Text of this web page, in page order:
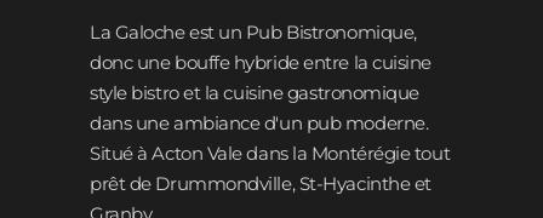
La Galoche est un Pub Bistronomique,
donc une bouffe hybride entre la cuisine
style bistro et la cuisine gastronomique
dans une ambiance d'un pub moderne.
Situé à Acton Vale dans la Montérégie tout
prêt de Drummondville, St-Hyacinthe et